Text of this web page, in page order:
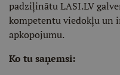
padziļinātu LASI.LV
kompetentu viedokļu un
apkopojumu.
Ko tu saņemsi: